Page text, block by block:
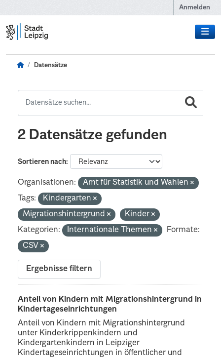
Anmelden
Datensätze
2 Datensätze gefunden
Sortieren nach
Organisationen:
Amt für Statistik und Wahlen
Tags:
Kindergarten
Migrationshintergrund
Kinder
Kategorien:
Internationale Themen
Formate:
CSV
Ergebnisse filtern
Anteil von Kindern mit Migrationshintergrund in
Kindertageseinrichtungen
Anteil von Kindern mit Migrationshintergrund
unter Kinderkrippenkindern und
Kindergartenkindern in Leipziger
Kindertageseinrichtungen in öffentlicher und